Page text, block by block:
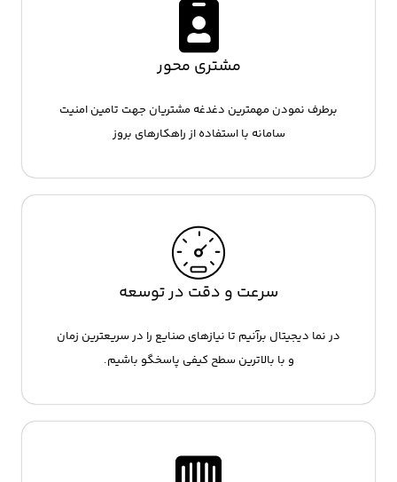
مشتری محور
برطرف نمودن مهمترین دغدغه مشتریان جهت تامین امنیت
سامانه با استفاده از راهکارهای بروز
سرعت و دقت در توسعه
در نما دیجیتال برآنیم تا نیازهای صنایع را در سریعترین زمان
و با بالاترین سطح کیفی پاسخگو باشیم.